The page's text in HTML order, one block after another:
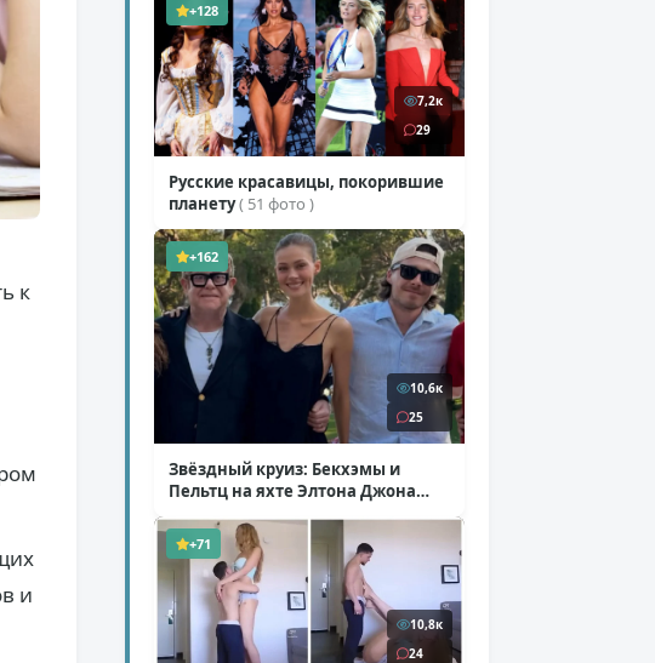
к
и
+128
7,2к
29
Русские красавицы, покорившие
планету( 51 фото )
+162
10,6к
25
Звёздный круиз: Бекхэмы и
Пельтц на яхте Элтона Джона
+71
10,8к
24